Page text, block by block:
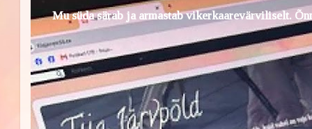
Mu süda särab ja armastab vikerkaarevärviliselt.